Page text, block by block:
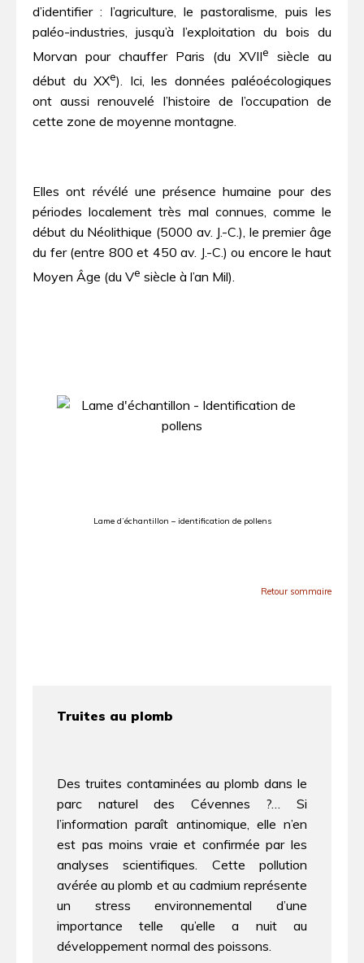
d’identifier : l’agriculture, le pastoralisme, puis les
paléo-industries, jusqu’à l’exploitation du bois du
Morvan pour chauffer Paris (du XVIIe
siècle au
début du XXe). Ici, les données paléoécologiques
ont aussi renouvelé l’histoire de l’occupation de
cette zone de moyenne montagne.
Elles ont révélé une présence humaine pour des
périodes localement très mal connues, comme le
début du Néolithique (5000 av. J.-C.), le premier âge
du fer (entre 800 et 450 av. J.-C.) ou encore le haut
Moyen Âge (du Ve siècle à l’an Mil).
Lame d’échantillon – identification de pollens
Retour sommaire
Truites au plomb
Des truites contaminées au plomb dans le
parc naturel des Cévennes ?… Si
l’information paraît antinomique, elle n’en
est pas moins vraie et confirmée par les
analyses scientifiques. Cette pollution
avérée au plomb et au cadmium représente
un stress environnemental d’une
importance telle qu’elle a nuit au
développement normal des poissons.